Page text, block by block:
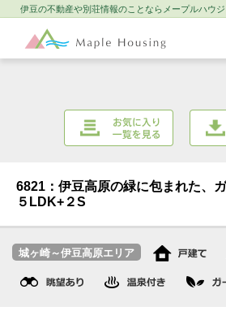
伊豆の不動産や別荘情報のことなら メープルハウ
6821：伊豆高原の緑に包まれた、
５LDK+２S
城ヶ崎～伊豆高原エリア